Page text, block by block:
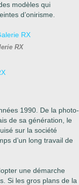
modèles qui
d’onirisme.
RX
1990. De la photo-
de sa génération, le
sur la société
d’un long travail de
une démarche
Si les gros plans de la